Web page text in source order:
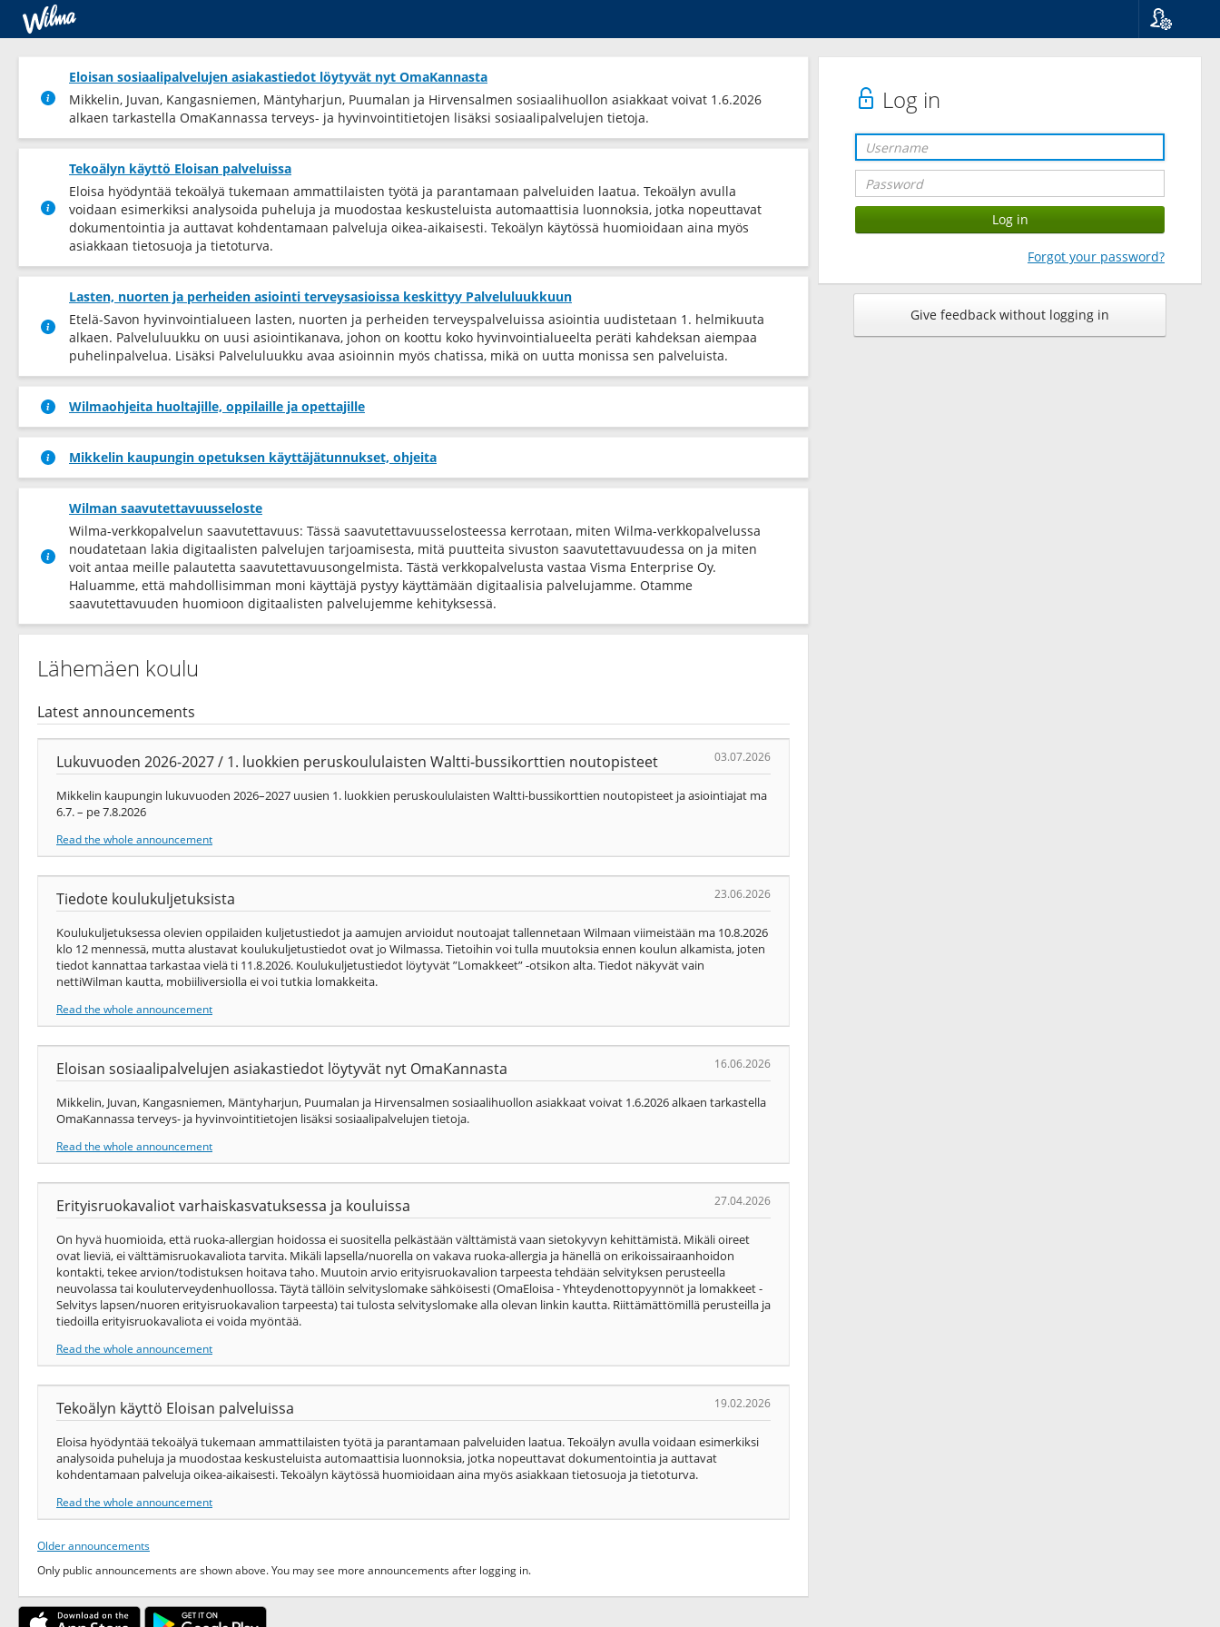
Log in
Forgot your password?
Give feedback without logging in
Eloisan sosiaalipalvelujen asiakastiedot löytyvät nyt OmaKannasta
Mikkelin, Juvan, Kangasniemen, Mäntyharjun, Puumalan ja Hirvensalmen sosiaalihuollon asiakkaat voivat 1.6.2026
alkaen tarkastella OmaKannassa terveys-​ ja hyvinvointitietojen lisäksi sosiaalipalvelujen tietoja.
Tekoälyn käyttö Eloisan palveluissa
Eloisa hyödyntää tekoälyä tukemaan ammattilaisten työtä ja parantamaan palveluiden laatua. Tekoälyn avulla
voidaan esimerkiksi analysoida puheluja ja muodostaa keskusteluista automaattisia luonnoksia, jotka nopeuttavat
dokumentointia ja auttavat kohdentamaan palveluja oikea-​aikaisesti. Tekoälyn käytössä huomioidaan aina myös
asiakkaan tietosuoja ja tietoturva.
Lasten, nuorten ja perheiden asiointi terveysasioissa keskittyy Palveluluukkuun
Etelä-Savon hyvinvointialueen lasten, nuorten ja perheiden terveyspalveluissa asiointia uudistetaan 1. helmikuuta
alkaen. Palveluluukku on uusi asiointikanava, johon on koottu koko hyvinvointialueelta peräti kahdeksan aiempaa
puhelinpalvelua. Lisäksi Palveluluukku avaa asioinnin myös chatissa, mikä on uutta monissa sen palveluista.
Wilmaohjeita huoltajille, oppilaille ja opettajille
Mikkelin kaupungin opetuksen käyttäjätunnukset, ohjeita
Wilman saavutettavuusseloste
Wilma-verkkopalvelun saavutettavuus: Tässä saavutettavuusselosteessa kerrotaan, miten Wilma-verkkopalvelussa
noudatetaan lakia digitaalisten palvelujen tarjoamisesta, mitä puutteita sivuston saavutettavuudessa on ja miten
voit antaa meille palautetta saavutettavuusongelmista. Tästä verkkopalvelusta vastaa Visma Enterprise Oy.
Haluamme, että mahdollisimman moni käyttäjä pystyy käyttämään digitaalisia palvelujamme. Otamme
saavutettavuuden huomioon digitaalisten palvelujemme kehityksessä.
Lähemäen koulu
Latest announcements
Lukuvuoden 2026-2027 / 1. luokkien peruskoululaisten Waltti-bussikorttien noutopisteet 03.07.2026
Mikkelin kaupungin lukuvuoden 2026–2027 uusien 1. luokkien peruskoululaisten Waltti-bussikorttien noutopisteet ja asiointiajat ma
6.7. – pe 7.8.2026
Read the whole announcement
Tiedote koulukuljetuksista 23.06.2026
Koulukuljetuksessa olevien oppilaiden kuljetustiedot ja aamujen arvioidut noutoajat tallennetaan Wilmaan viimeistään ma 10.8.2026
klo 12 mennessä, mutta alustavat koulukuljetustiedot ovat jo Wilmassa. Tietoihin voi tulla muutoksia ennen koulun alkamista, joten
tiedot kannattaa tarkastaa vielä ti 11.8.2026. Koulukuljetustiedot löytyvät ”Lomakkeet” -otsikon alta. Tiedot näkyvät vain
nettiWilman kautta, mobiiliversiolla ei voi tutkia lomakkeita.
Read the whole announcement
Eloisan sosiaalipalvelujen asiakastiedot löytyvät nyt OmaKannasta 16.06.2026
Mikkelin, Juvan, Kangasniemen, Mäntyharjun, Puumalan ja Hirvensalmen sosiaalihuollon asiakkaat voivat 1.6.2026 alkaen tarkastella
OmaKannassa terveys-​ ja hyvinvointitietojen lisäksi sosiaalipalvelujen tietoja.
Read the whole announcement
Erityisruokavaliot varhaiskasvatuksessa ja kouluissa 27.04.2026
On hyvä huomioida, että ruoka-allergian hoidossa ei suositella pelkästään välttämistä vaan sietokyvyn kehittämistä. Mikäli oireet
ovat lieviä, ei välttämisruokavaliota tarvita. Mikäli lapsella/nuorella on vakava ruoka-allergia ja hänellä on erikoissairaanhoidon
kontakti, tekee arvion/todistuksen hoitava taho. Muutoin arvio erityisruokavalion tarpeesta tehdään selvityksen perusteella
neuvolassa tai kouluterveydenhuollossa. Täytä tällöin selvityslomake sähköisesti (OmaEloisa - Yhteydenottopyynnöt ja lomakkeet -
Selvitys lapsen/nuoren erityisruokavalion tarpeesta) tai tulosta selvityslomake alla olevan linkin kautta. Riittämättömillä perusteilla ja
tiedoilla erityisruokavaliota ei voida myöntää.
Read the whole announcement
Tekoälyn käyttö Eloisan palveluissa 19.02.2026
Eloisa hyödyntää tekoälyä tukemaan ammattilaisten työtä ja parantamaan palveluiden laatua. Tekoälyn avulla voidaan esimerkiksi
analysoida puheluja ja muodostaa keskusteluista automaattisia luonnoksia, jotka nopeuttavat dokumentointia ja auttavat
kohdentamaan palveluja oikea-​aikaisesti. Tekoälyn käytössä huomioidaan aina myös asiakkaan tietosuoja ja tietoturva.
Read the whole announcement
Older announcements
Only public announcements are shown above. You may see more announcements after logging in.